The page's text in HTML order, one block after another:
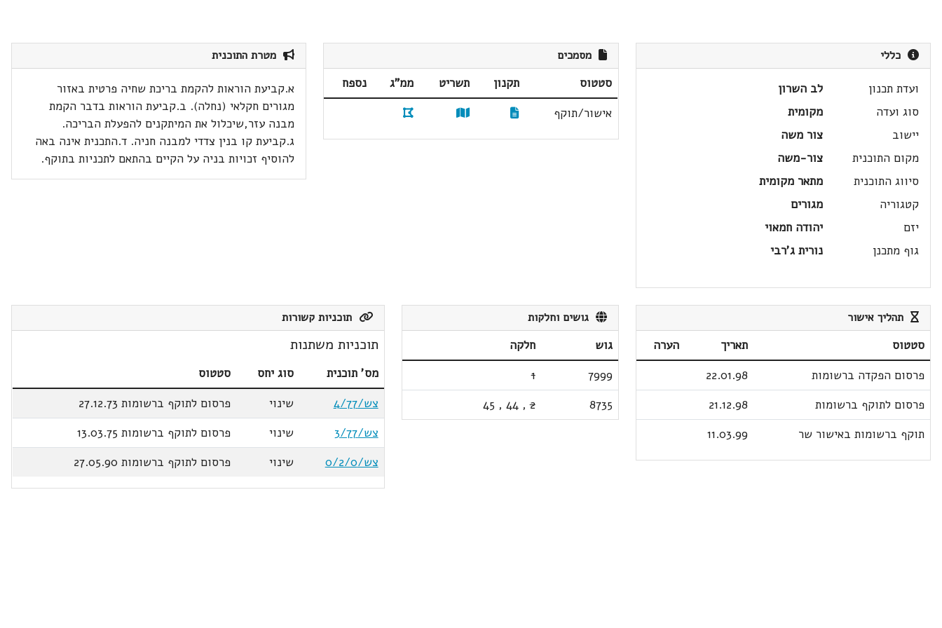
כללי
ועדת תכנון
לב השרון
סוג ועדה
מקומית
יישוב
צור משה
מקום התוכנית
צור-משה
סיווג התוכנית
מתאר מקומית
קטגוריה
מגורים
יזם
יהודה חמאוי
גוף מתכנן
נורית ג'רבי
מסמכים
סטטוס תקנון תשריט ממ"ג
נספח
אישור/תוקף
מטרת התוכנית
א.קביעת הוראות להקמת בריכת שחיה פרטית באזור
מגורים חקלאי (נחלה). ב.קביעת הוראות בדבר הקמת
מבנה עזר,שיכלול את המיתקנים להפעלת הבריכה.
ג.קביעת קו בנין צדדי למבנה חניה. ד.התכנית אינה באה
להוסיף זכויות בניה על הקיים בהתאם לתכניות בתוקף.
תהליך אישור
סטטוס תאריך
הערה
פרסום הפקדה ברשומות
22.01.98
פרסום לתוקף ברשומות
21.12.98
תוקף ברשומות באישור שר
11.03.99
גושים וחלקות
גוש
חלקה
7999
1
8735
2
,
44
,
45
תוכניות קשורות
תוכניות משתנות
מס' תוכנית סוג יחס
סטטוס
צש/4/77
שינוי
פרסום לתוקף ברשומות 27.12.73
צש/3/77
שינוי
פרסום לתוקף ברשומות 13.03.75
צש/0/2/0
שינוי פרסום לתוקף ברשומות 27.05.90